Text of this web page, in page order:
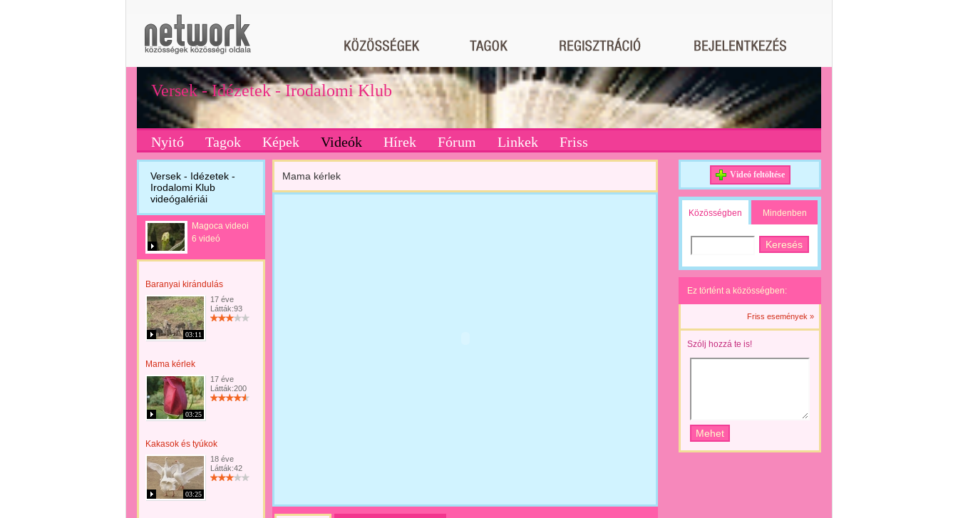
Versek - Idézetek - Irodalomi Klub
Nyitó Tagok Képek Videók Hírek Fórum Linkek Friss
Versek - Idézetek -
Irodalomi Klub
videógalériái
Magoca videoi
6 videó
Baranyai kirándulás
03:11
17 éve
Látták:93
Mama kérlek
03:25
17 éve
Látták:200
Kakasok és tyúkok
03:25
18 éve
Látták:42
Mama kérlek Videó feltöltése
Közösségben Mindenben
Ez történt a közösségben:
Friss események »
Szólj hozzá te is!